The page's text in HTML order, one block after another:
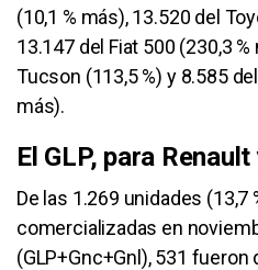
(10,1 % más), 13.520 del
13.147 del Fiat 500 (230,3
Tucson (113,5 %) y 8.585
más).
El GLP, para
De las 1.269 unidades (13,7
comercializadas en
(GLP+Gnc+Gnl), 531 fueron